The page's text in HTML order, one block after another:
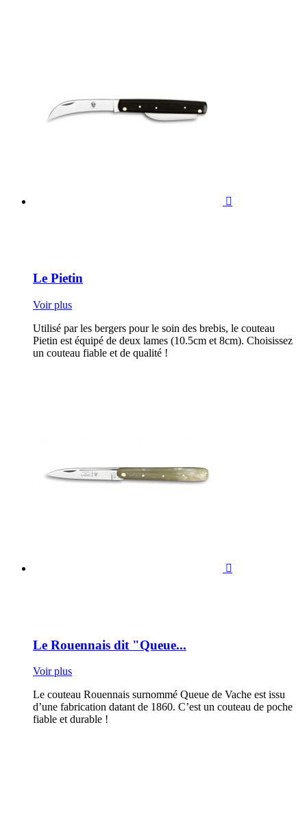

Le Pietin
Voir plus
Utilisé par les bergers pour le soin des brebis, le couteau
Pietin est équipé de deux lames (10.5cm et 8cm). Choisissez
un couteau fiable et de qualité !

Le Rouennais dit "Queue...
Voir plus
Le couteau Rouennais surnommé Queue de Vache est issu
d’une fabrication datant de 1860. C’est un couteau de poche
fiable et durable !